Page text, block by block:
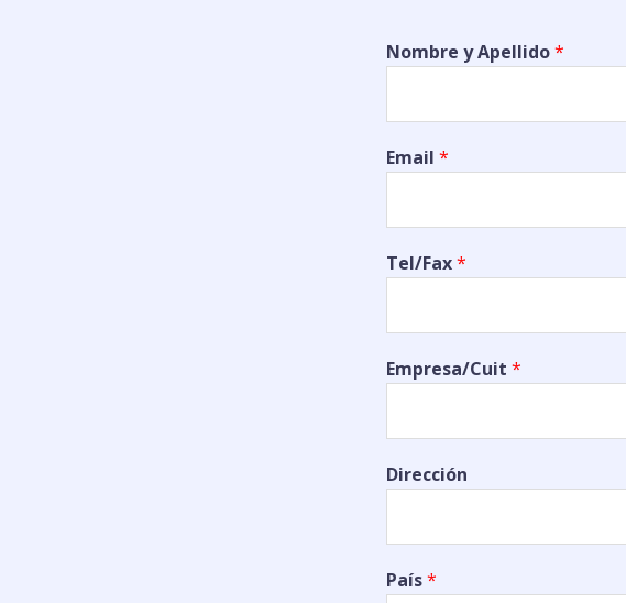
Nombre y Apellido*
Email *
Tel/Fax*
Empresa/Cuit *
Dirección
País*